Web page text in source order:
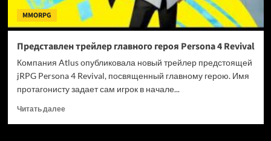
истокам
MMORPG
Представлен трейлер главного героя Persona 4 Revival
Компания Atlus опубликовала новый трейлер предстоящей
jRPG Persona 4 Revival, посвященный главному герою. Имя
протагонисту задает сам игрок в начале...
Читать далееПрочитать